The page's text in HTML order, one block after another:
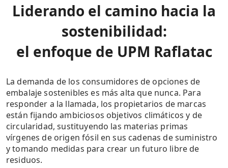
Liderando el camino hacia la
sostenibilidad:
el enfoque de UPM Raflatac
La demanda de los consumidores de opciones de
embalaje sostenibles es más alta que nunca. Para
responder a la llamada, los propietarios de marcas
están fijando ambiciosos objetivos climáticos y de
circularidad, sustituyendo las materias primas
vírgenes de origen fósil en sus cadenas de suministro
y tomando medidas para crear un futuro libre de
residuos.